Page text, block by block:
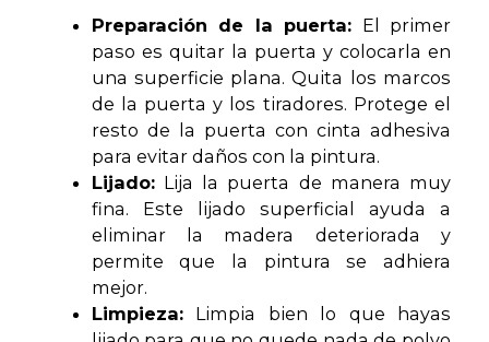
Preparación de la puerta: El primer
paso es quitar la puerta y colocarla en
una superficie plana. Quita los marcos
de la puerta y los tiradores. Protege el
resto de la puerta con cinta adhesiva
para evitar daños con la pintura.
Lijado:Lija la puerta de manera muy
fina. Este lijado superficial ayuda a
eliminar la madera deteriorada y
permite que la pintura se adhiera
mejor.
Limpieza:Limpia bien lo que hayas